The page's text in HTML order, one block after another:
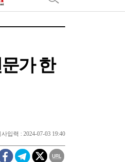
가 한
사입력 : 2024-07-03 19:40